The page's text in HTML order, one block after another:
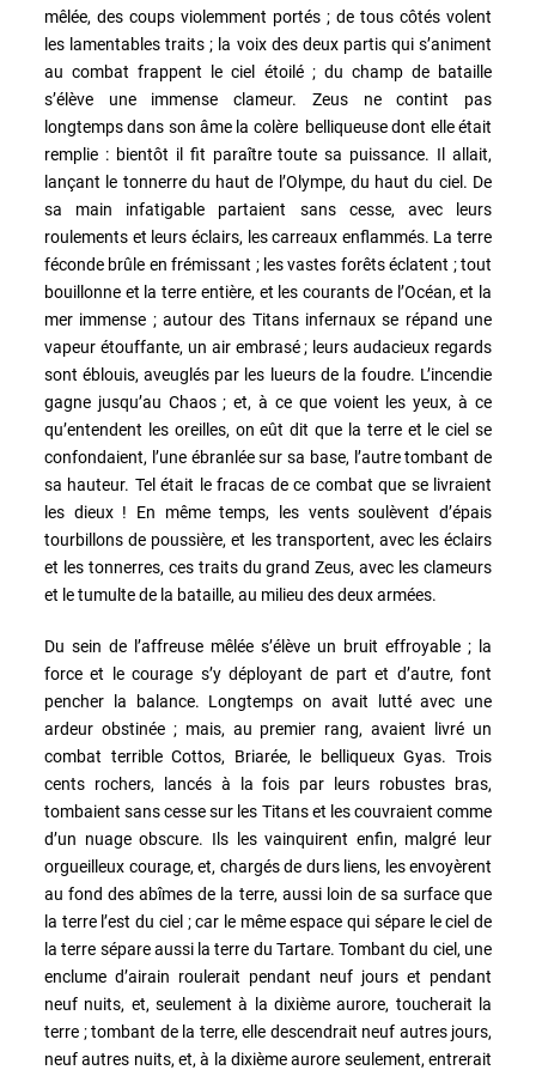
mêlée, des coups violemment portés ; de tous côtés volent
les lamentables traits ; la voix des deux partis qui s’animent
au combat frappent le ciel étoilé ; du champ de bataille
s’élève une immense clameur. Zeus ne contint pas
longtemps dans son âme la colère belliqueuse dont elle était
remplie : bientôt il fit paraître toute sa puissance. Il allait,
lançant le tonnerre du haut de l’Olympe, du haut du ciel. De
sa main infatigable partaient sans cesse, avec leurs
roulements et leurs éclairs, les carreaux enflammés. La terre
féconde brûle en frémissant ; les vastes forêts éclatent ; tout
bouillonne et la terre entière, et les courants de l’Océan, et la
mer immense ; autour des Titans infernaux se répand une
vapeur étouffante, un air embrasé ; leurs audacieux regards
sont éblouis, aveuglés par les lueurs de la foudre. L’incendie
gagne jusqu’au Chaos ; et, à ce que voient les yeux, à ce
qu’entendent les oreilles, on eût dit que la terre et le ciel se
confondaient, l’une ébranlée sur sa base, l’autre tombant de
sa hauteur. Tel était le fracas de ce combat que se livraient
les dieux ! En même temps, les vents soulèvent d’épais
tourbillons de poussière, et les transportent, avec les éclairs
et les tonnerres, ces traits du grand Zeus, avec les clameurs
et le tumulte de la bataille, au milieu des deux armées.
Du sein de l’affreuse mêlée s’élève un bruit effroyable ; la
force et le courage s’y déployant de part et d’autre, font
pencher la balance. Longtemps on avait lutté avec une
ardeur obstinée ; mais, au premier rang, avaient livré un
combat terrible Cottos, Briarée, le belliqueux Gyas. Trois
cents rochers, lancés à la fois par leurs robustes bras,
tombaient sans cesse sur les Titans et les couvraient comme
d’un nuage obscure. Ils les vainquirent enfin, malgré leur
orgueilleux courage, et, chargés de durs liens, les envoyèrent
au fond des abîmes de la terre, aussi loin de sa surface que
la terre l’est du ciel ; car le même espace qui sépare le ciel de
la terre sépare aussi la terre du Tartare. Tombant du ciel, une
enclume d’airain roulerait pendant neuf jours et pendant
neuf nuits, et, seulement à la dixième aurore, toucherait la
terre ; tombant de la terre, elle descendrait neuf autres jours,
neuf autres nuits, et, à la dixième aurore seulement, entrerait